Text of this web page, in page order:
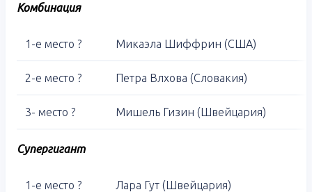
Комбинация
1-е место ? Микаэла Шиффрин (США)
2-е место ? Петра Влхова (Словакия)
3- место ? Мишель Гизин (Швейцария)
Супергигант
1-е место ? Лара Гут (Швейцария)